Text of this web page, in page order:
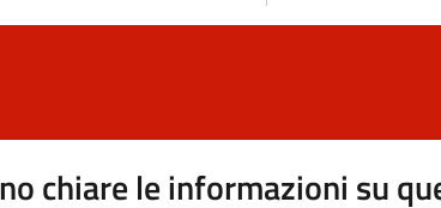
chiare le informazioni su